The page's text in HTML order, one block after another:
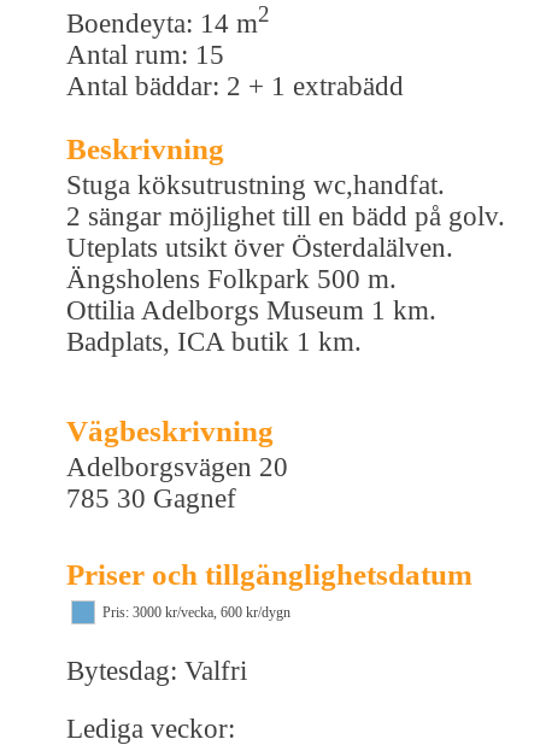
Boendeyta: 14 m2
Antal rum: 15
Antal bäddar: 2 + 1 extrabädd
Beskrivning
Stuga köksutrustning wc,handfat.
2 sängar möjlighet till en bädd på golv.
Uteplats utsikt över Österdalälven.
Ängsholens Folkpark 500 m.
Ottilia Adelborgs Museum 1 km.
Badplats, ICA butik 1 km.
Vägbeskrivning
Adelborgsvägen 20
785 30 Gagnef
Priser och tillgänglighetsdatum
Pris: 3000 kr/vecka, 600 kr/dygn
Bytesdag: Valfri
Lediga veckor: